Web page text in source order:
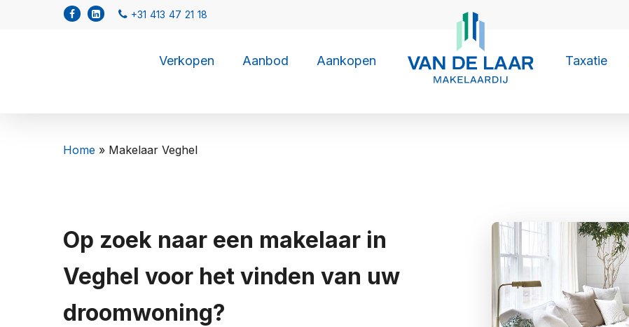
Verkopen Aanbod Aankopen Taxatie
Home » Makelaar Veghel
Op zoek naar een makelaar in
Veghel voor het vinden van uw
droomwoning?